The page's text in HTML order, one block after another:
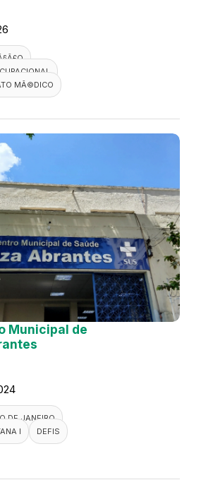
MÃ©DICO
Municipal de
DE JANEIRO
I
DEFIS